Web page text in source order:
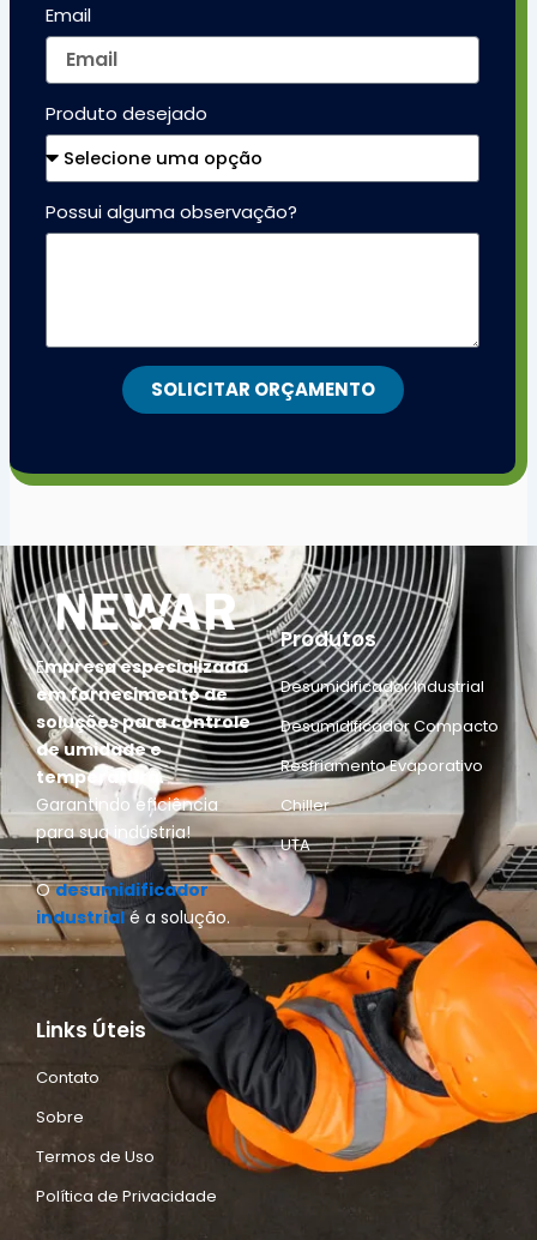
Email
Produto desejado
Possui alguma observação?
SOLICITAR ORÇAMENTO
Empresa especializada
em fornecimento de
soluções para controle
de umidade e
temperatura.
Garantindo eficiência
para sua indústria!
Odesumidificador
industrialé a solução.
Produtos
Desumidificador Industrial
Desumidificador Compacto
Resfriamento Evaporativo
Chiller
UTA
Links Úteis
Contato
Sobre
Termos de Uso
Política de Privacidade